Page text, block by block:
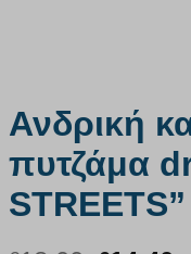
Ανδρική
πυτζάμα